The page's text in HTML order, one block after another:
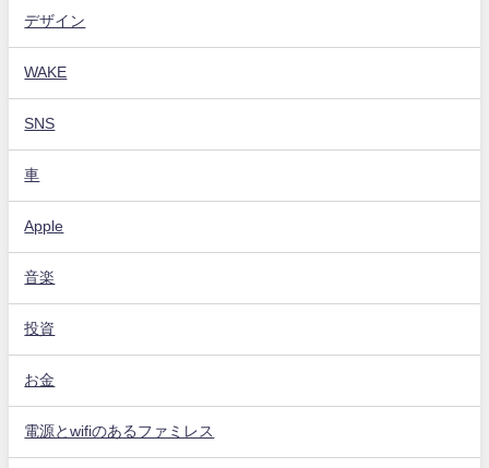
デザイン
WAKE
SNS
車
Apple
音楽
投資
お金
電源とwifiのあるファミレス